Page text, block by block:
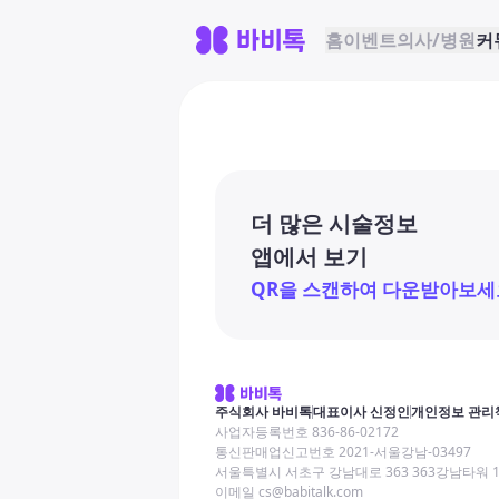
홈이벤트의사/병원커
더 많은 시술정보
앱에서 보기
QR을 스캔하여 다운받아보세
주식회사 바비톡대표이사 신정인개인정보 관리
사업자등록번호 836-86-02172
통신판매업신고번호 2021-서울강남-03497
서울특별시 서초구 강남대로 363 363강남타워
이메일 cs@babitalk.com